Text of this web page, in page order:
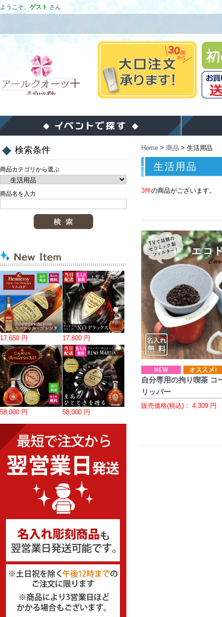
ようこそ、 ゲスト さん
検索条件
商品カテゴリから選ぶ
商品名を入力
17,650 円 17,800 円
58,000 円 58,000 円
Home > 商品 > 生活用品
生活用品
3件の商品がございます。
自分専用の拘り喫茶 コ
リッパー
販売価格(税込)：4,309 円